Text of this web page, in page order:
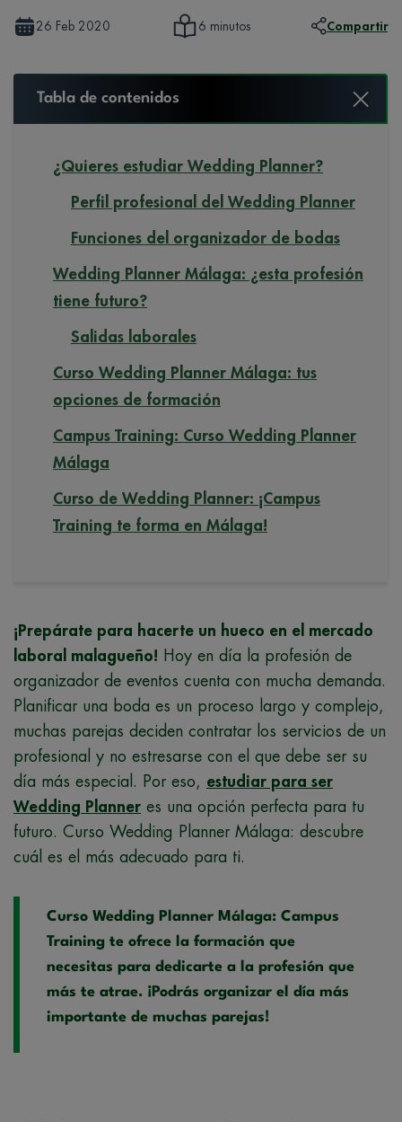
26 Feb 2020 6 minutos Compartir
Tabla de contenidos
¿Quieres estudiar Wedding Planner?
Perfil profesional del Wedding Planner
Funciones del organizador de bodas
Wedding Planner Málaga: ¿esta profesión
tiene futuro?
Salidas laborales
Curso Wedding Planner Málaga: tus
opciones de formación
Campus Training: Curso Wedding Planner
Málaga
Curso de Wedding Planner: ¡Campus
Training te forma en Málaga!
¡Prepárate para hacerte un hueco en el mercado
laboral malagueño! Hoy en día la profesión de
organizador de eventos cuenta con mucha demanda.
Planificar una boda es un proceso largo y complejo,
muchas parejas deciden contratar los servicios de un
profesional y no estresarse con el que debe ser su
día más especial. Por eso, estudiar para ser
Wedding Planner es una opción perfecta para tu
futuro. Curso Wedding Planner Málaga: descubre
cuál es el más adecuado para ti.
Curso Wedding Planner Málaga: Campus
Training te ofrece la formación que
necesitas para dedicarte a la profesión que
más te atrae. ¡Podrás organizar el día más
importante de muchas parejas!